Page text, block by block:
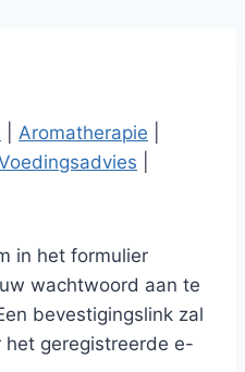
Aromatherapie
in het formulier
wachtwoord aan te
bevestigingslink zal
geregistreerde e-